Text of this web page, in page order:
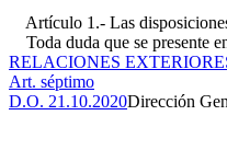
Artículo 1.- Las
Toda duda que se presente
RELACIONES
Art. séptimo
D.O. 21.10.2020Dirección